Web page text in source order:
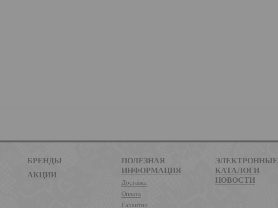
БРЕНДЫ
АКЦИИ
ПОЛЕЗНАЯ
ИНФОРМАЦИЯ
Доставка
Оплата
Гарантии
ЭЛЕКТРОННЫЕ
КАТАЛОГИ
НОВОСТИ